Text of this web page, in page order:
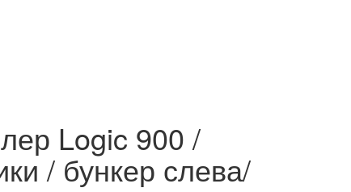
Logic 900 /
/ бункер слева/